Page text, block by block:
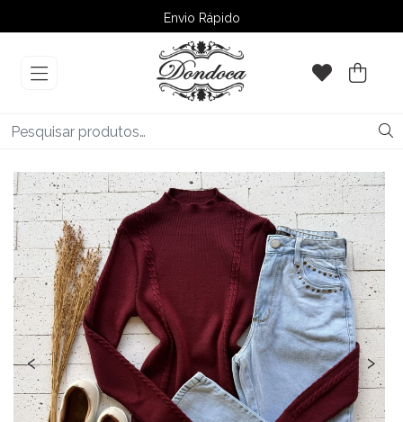
Envio Rápido
➚ Ofertas– Até 60% OFF
‹ ›